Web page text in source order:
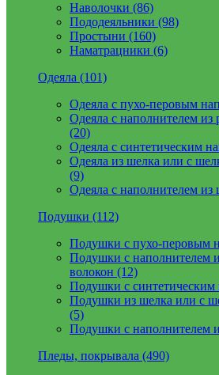
Наволочки (86)
Пододеяльники (98)
Простыни (160)
Наматрацники (6)
Одеяла (101)
Одеяла с пухо-перовым
Одеяла с наполнителем из
(20)
Одеяла с синтетическим
Одеяла из шелка или с
(9)
Одеяла с наполнителем из
Подушки (112)
Подушки с пухо-перовым
Подушки с наполнителем
волокон (12)
Подушки с синтетическим
Подушки из шелка или с
(5)
Подушки с наполнителем
Пледы, покрывала (490)